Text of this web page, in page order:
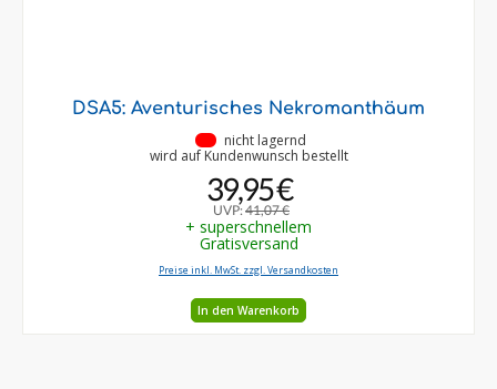
DSA5: Aventurisches Nekromanthäum
nicht lagernd
wird auf Kundenwunsch bestellt
39,95 €
UVP:41,07 €
+ superschnellem
Gratisversand
Preise inkl. MwSt. zzgl. Versandkosten
In den Warenkorb